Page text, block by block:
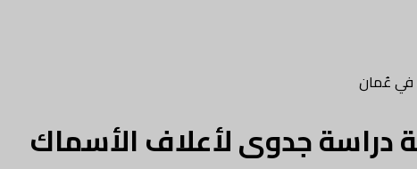
في عُمان
دراسة جدوى لأعلاف الأسماك